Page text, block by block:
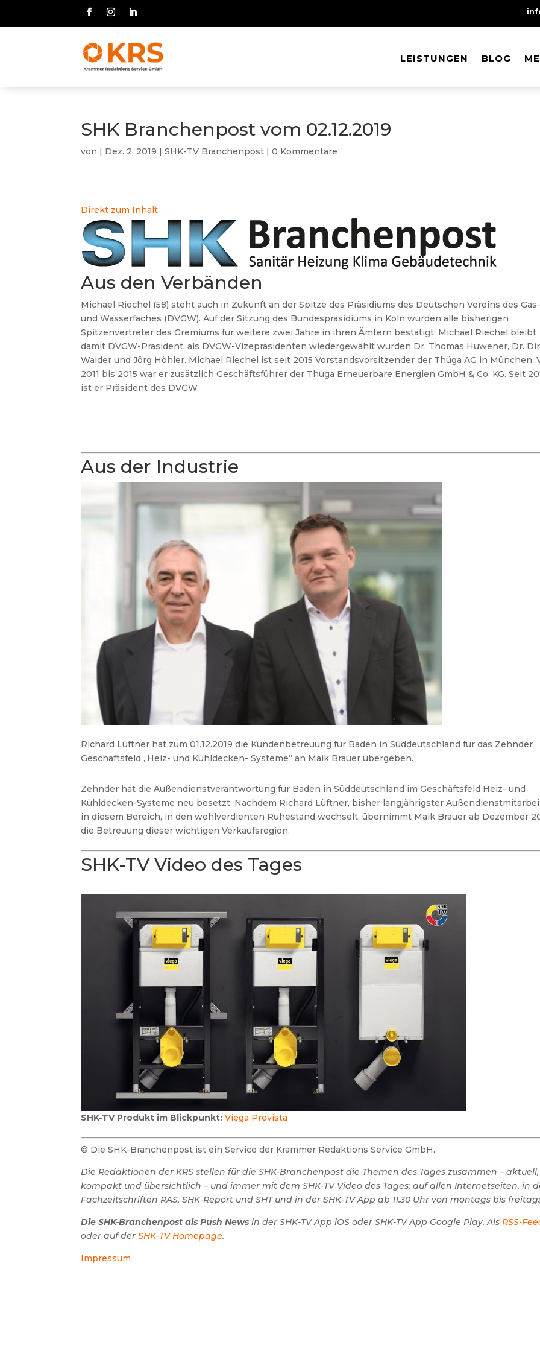
LEISTUNGEN BLOG
LEISTUNGEN BLOG
SHK Branchenpost vom 02.12.2019
von | Dez. 2, 2019 |SHK-TV Branchenpost |0 Kommentare
Direkt zum Inhalt
Aus den Verbänden
Michael Riechel (58) steht auch in Zukunft an der Spitze des Präsidiums des Deutschen Vereins des
und Wasserfaches (DVGW). Auf der Sitzung des Bundespräsidiums in Köln wurden alle bisherigen
Spitzenvertreter des Gremiums für weitere zwei Jahre in ihren Ämtern bestätigt: Michael Riechel bleibt
damit DVGW-Präsident, als DVGW-Vizepräsidenten wiedergewählt wurden Dr. Thomas Hüwener, Dr.
Waider und Jörg Höhler. Michael Riechel ist seit 2015 Vorstandsvorsitzender der Thüga AG in München.
2011 bis 2015 war er zusätzlich Geschäftsführer der Thüga Erneuerbare Energien GmbH & Co. KG. Seit
ist er Präsident des DVGW.
Aus der Industrie
Richard Lüftner hat zum 01.12.2019 die Kundenbetreuung für Baden in Süddeutschland für das Zehnder
Geschäftsfeld „Heiz- und Kühldecken- Systeme“ an Maik Brauer übergeben.
Zehnder hat die Außendienstverantwortung für Baden in Süddeutschland im Geschäftsfeld Heiz- und
Kühldecken-Systeme neu besetzt. Nachdem Richard Lüftner, bisher langjährigster
in diesem Bereich, in den wohlverdienten Ruhestand wechselt, übernimmt Maik Brauer ab Dezember
die Betreuung dieser wichtigen Verkaufsregion.
SHK-TV Video des Tages
SHK-TV Produkt im Blickpunkt: Viega Prevista
© Die SHK-Branchenpost ist ein Service der Krammer Redaktions Service GmbH.
Die Redaktionen der KRS stellen für die SHK-Branchenpost die Themen des Tages zusammen – aktuell,
kompakt und übersichtlich – und immer mit dem SHK-TV Video des Tages; auf allen Internetseiten, in
Fachzeitschriften RAS, SHK-Report und SHT und in der SHK-TV App ab 11.30 Uhr von montags bis
Die SHK-Branchenpost als Push News in der SHK-TV App iOS oder SHK-TV App Google Play. AlsRSS-
oder auf derSHK-TV Homepage.
Impressum